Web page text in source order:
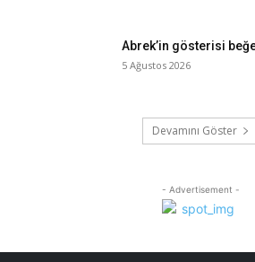
Abrek’in gösterisi
5 Ağustos 2026
Devamını Göster
- Advertisement -